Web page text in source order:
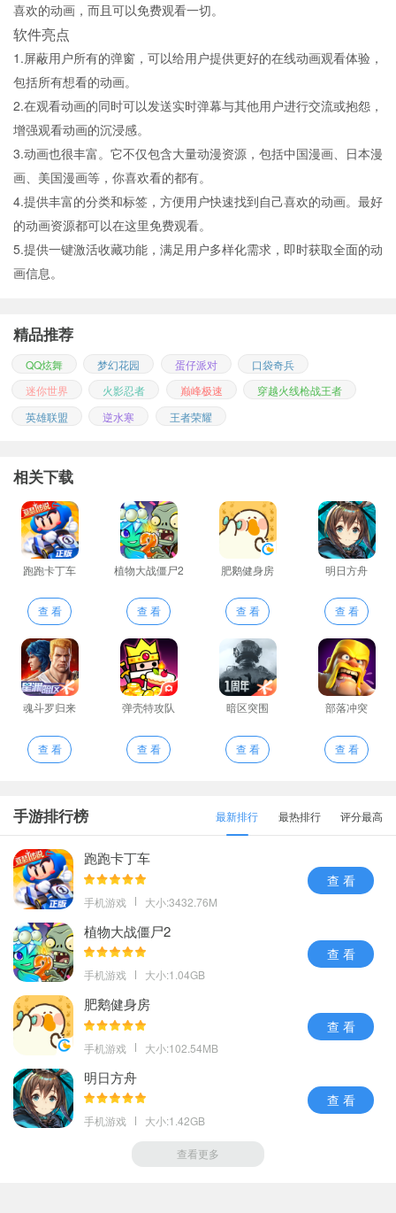
喜欢的动画，而且可以免费观看一切。
软件亮点
1.屏蔽用户所有的弹窗，可以给用户提供更好的在线动画观看体验，
包括所有想看的动画。
2.在观看动画的同时可以发送实时弹幕与其他用户进行交流或抱怨，
增强观看动画的沉浸感。
3.动画也很丰富。它不仅包含大量动漫资源，包括中国漫画、日本漫
画、美国漫画等，你喜欢看的都有。
4.提供丰富的分类和标签，方便用户快速找到自己喜欢的动画。最好
的动画资源都可以在这里免费观看。
5.提供一键激活收藏功能，满足用户多样化需求，即时获取全面的动
画信息。
精品推荐
QQ炫舞 梦幻花园 蛋仔派对
口袋奇兵
迷你世界
火影忍者 巅峰极速
穿越火线枪战王者
英雄联盟
逆水寒 王者荣耀
相关下载
跑跑卡丁车
查 看
植物大战僵尸2
查 看
肥鹅健身房
查 看
明日方舟
查 看
魂斗罗归来
查 看
弹壳特攻队
查 看
暗区突围
查 看
部落冲突
查 看
手游排行榜 最新排行 最热排行 评分最高
跑跑卡丁车
手机游戏 大小:3432.76M
查 看
植物大战僵尸2
手机游戏 大小:1.04GB
查 看
肥鹅健身房
手机游戏 大小:102.54MB
查 看
明日方舟
手机游戏 大小:1.42GB
查 看
查看更多